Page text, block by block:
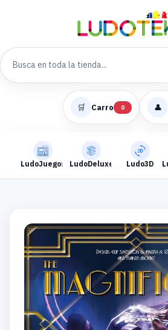
🛒 Carro 0 👤
LudoJuegos LudoDeluxe Ludo3D